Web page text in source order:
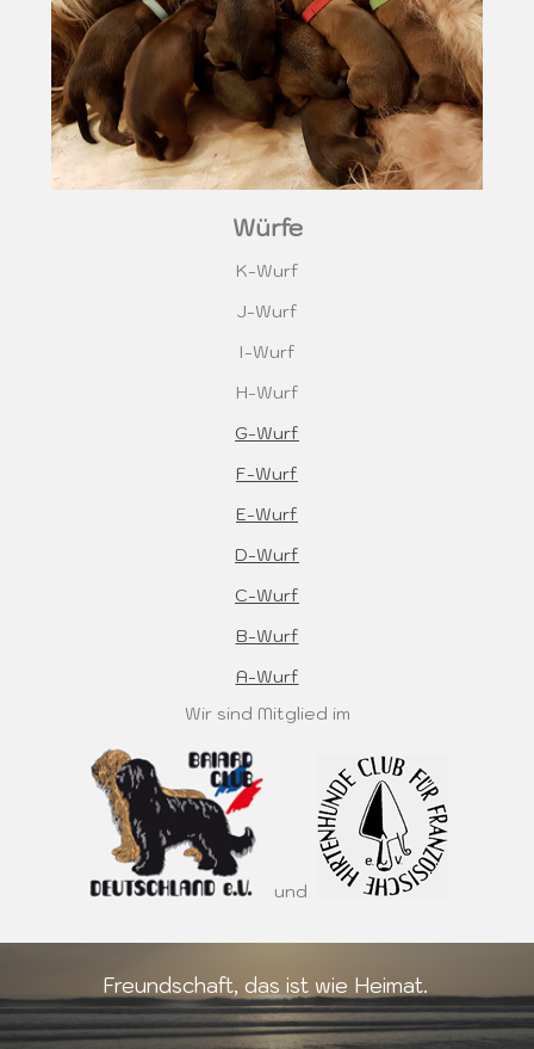
Würfe
K-Wurf
J-Wurf
I-Wurf
H-Wurf
G-Wurf
F-Wurf
E-Wurf
D-Wurf
C-Wurf
B-Wurf
A-Wurf
Wir sind Mitglied im
und
Freundschaft, das ist wie Heimat.